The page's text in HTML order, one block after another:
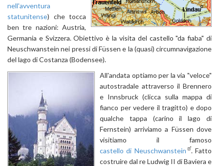
nell'avventura
statunitense) che tocca
ben tre nazioni: Austria,
Germania e Svizzera. Obiettivo è la visita del castello "da fiaba" di
Neuschwanstein nei pressi di Füssen e la (quasi) circumnavigazione
del lago di Costanza (Bodensee).
All'andata optiamo per la via "veloce"
autostradale attraverso il Brennero
e Innsbruck (clicca sulla mappa di
fianco per vedere il tragitto) e dopo
qualche tappa (carino il lago di
Fernstein) arriviamo a Füssen dove
visitiamo il famoso
castello di Neuschwanstein
. Fatto
costruire dal re Ludwig II di Baviera e